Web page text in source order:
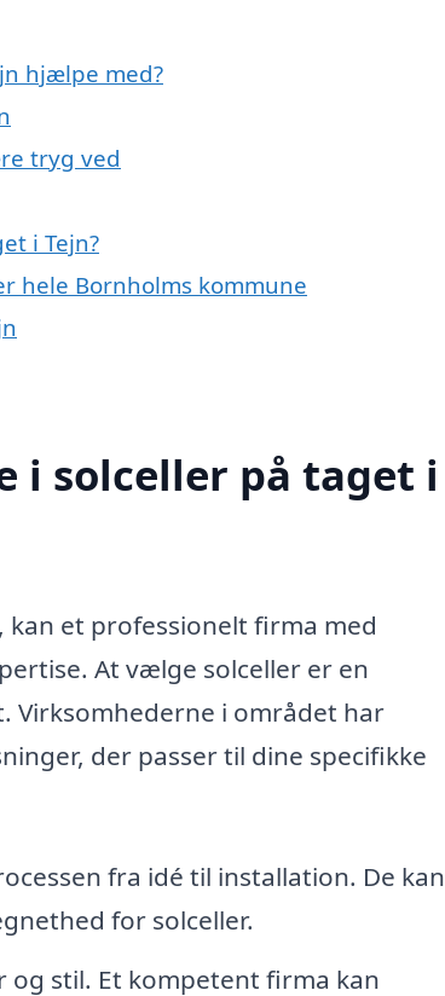
hjælpe med?
tryg ved
i Tejn?
hele Bornholms kommune
i solceller på taget i
, kan et professionelt firma med
At vælge solceller er en
Virksomhederne i området har
der passer til dine specifikke
fra idé til installation. De kan
for solceller.
stil. Et kompetent firma kan